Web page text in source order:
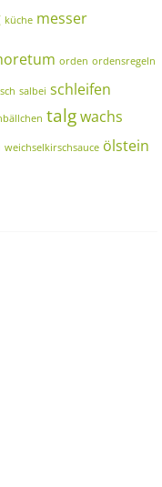
küche messer
orden ordensregeln
salbei schleifen
talgwachs
weichselkirschsauce ölstein